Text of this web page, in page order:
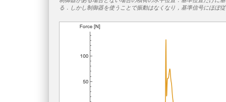
る．しかし制御器を使うことで振動はなくなり，基準信号にほぼ